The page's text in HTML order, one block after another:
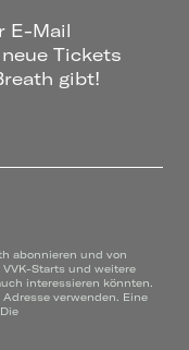
E-Mail
Tickets
gibt!
abonnieren und von
Starts und weitere
interessieren könnten.
verwenden. Eine